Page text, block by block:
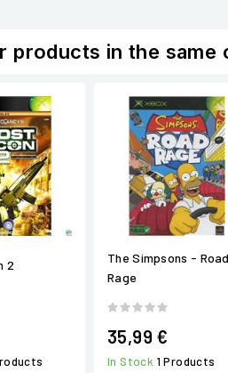
products in the same
2
The Simpsons - Road
Rage
35,99 €
In Stock 1 Products